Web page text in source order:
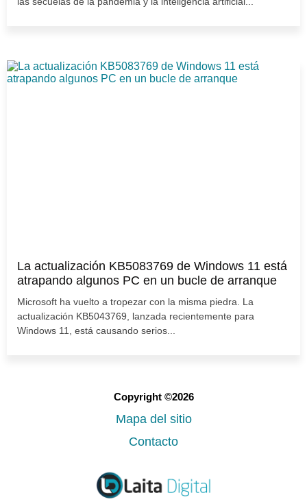
La actualización KB5083769 de Windows 11 está
atrapando algunos PC en un bucle de arranque
Microsoft ha vuelto a tropezar con la misma piedra. La
actualización KB5043769, lanzada recientemente para
Windows 11, está causando serios...
Copyright ©2026
Mapa del sitio
Contacto